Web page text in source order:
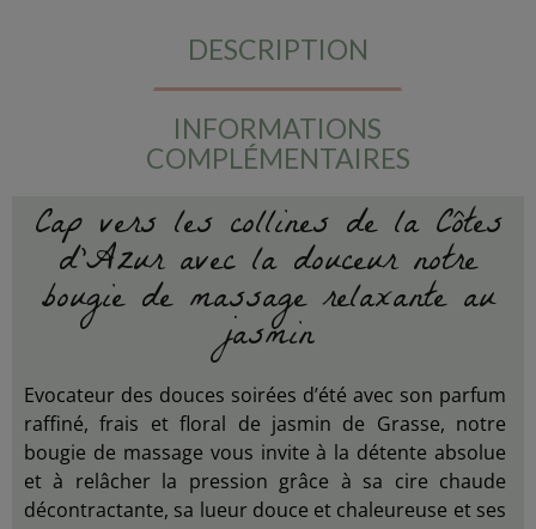
DESCRIPTION
INFORMATIONS
COMPLÉMENTAIRES
Cap vers les collines de la Côtes
d'Azur avec la douceur notre
bougie de massage relaxante au
jasmin
Evocateur des douces soirées d’été avec son parfum
raffiné, frais et floral de jasmin de Grasse, notre
bougie de massage vous invite à la détente absolue
et à relâcher la pression grâce à sa cire chaude
décontractante, sa lueur douce et chaleureuse et ses